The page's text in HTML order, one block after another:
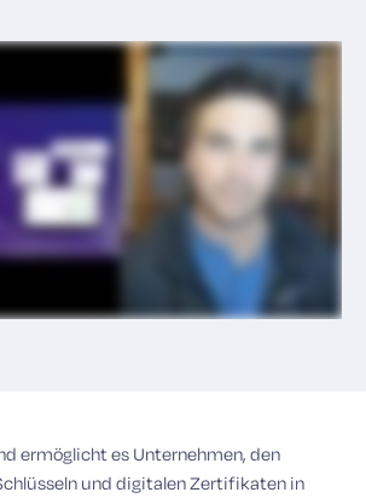
ermöglicht es Unternehmen, den
und digitalen Zertifikaten in